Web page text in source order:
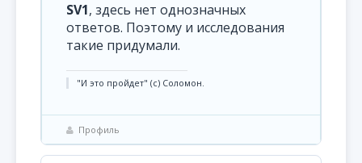
SV1, здесь нет однозначных
ответов. Поэтому и исследования
такие придумали.
"И это пройдет" (с) Соломон.
Профиль